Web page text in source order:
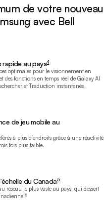
de votre nouveau
avec Bell
rapide au pays4
optimales pour le visionnement en
des fonctions en temps réel de Galaxy AI
et Traduction instantanée.
de jeu mobile au
à plus d’endroits grâce à une réactivité
fois plus faible.
du Canada5
réseau le plus vaste au pays, qui dessert
6